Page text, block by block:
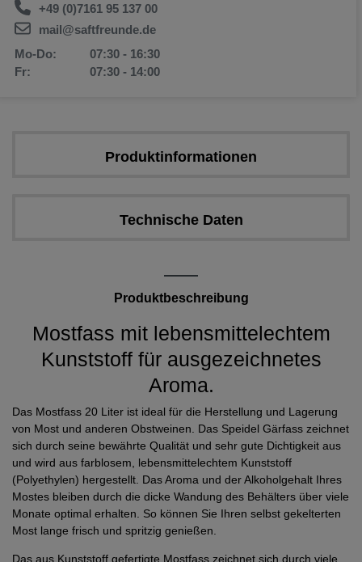
+49 (0)7161 95 137 00
mail@saftfreunde.de
Mo-Do:
07:30 - 16:30
Fr:
07:30 - 14:00
Produktinformationen
Technische Daten
Produktbeschreibung
Mostfass mit lebensmittelechtem
Kunststoff für ausgezeichnetes
Aroma.
Das Mostfass 20 Liter ist ideal für die Herstellung und Lagerung
von Most und anderen Obstweinen. Das Speidel Gärfass zeichnet
sich durch seine bewährte Qualität und sehr gute Dichtigkeit aus
und wird aus farblosem, lebensmittelechtem Kunststoff
(Polyethylen) hergestellt. Das Aroma und der Alkoholgehalt Ihres
Mostes bleiben durch die dicke Wandung des Behälters über viele
Monate optimal erhalten. So können Sie Ihren selbst gekelterten
Most lange frisch und spritzig genießen.
Das aus Kunststoff gefertigte Mostfass zeichnet sich durch viele